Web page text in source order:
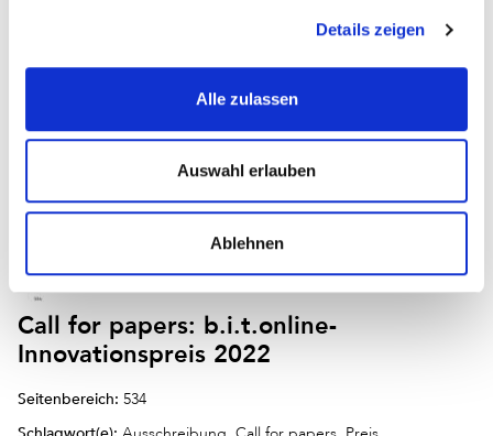
Details zeigen
Alle zulassen
Auswahl erlauben
Ablehnen
Call for papers: b.i.t.online-
Innovationspreis 2022
Seitenbereich: 534